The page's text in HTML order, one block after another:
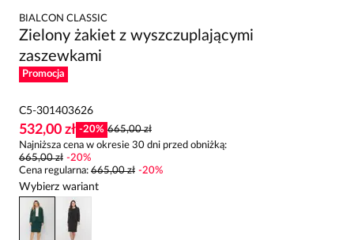
BIALCON CLASSIC
Zielony żakiet z wyszczuplającymi
zaszewkami
Promocja
C5-301403626
532,00 zł -20% 665,00 zł
Najniższa cena w okresie 30 dni przed obniżką:
665,00 zł -20%
Cena regularna: 665,00 zł -20%
Wybierz wariant